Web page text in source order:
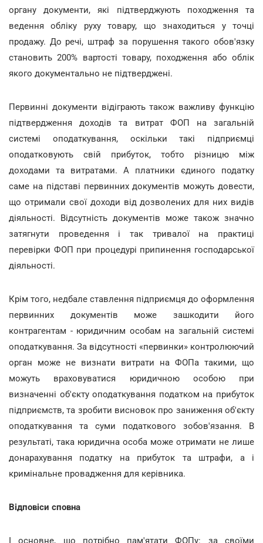
органу документи, які підтверджують походження та
ведення обліку руху товару, що знаходиться у точці
продажу. До речі, штраф за порушення такого обов'язку
становить 200% вартості товару, походження або облік
якого документально не підтверджені.
Первинні документи відіграють також важливу функцію
підтвердження доходів та витрат ФОП на загальній
системі оподаткування, оскільки такі підприємці
оподатковують свій прибуток, тобто різницю між
доходами та витратами. А платники єдиного податку
саме на підставі первинних документів можуть довести,
що отримали свої доходи від дозволених для них видів
діяльності. Відсутність документів може також значно
затягнути проведення і так тривалої на практиці
перевірки ФОП при процедурі припинення господарської
діяльності.
Крім того, недбале ставлення підприємця до оформлення
первинних документів може зашкодити його
контрагентам - юридичним особам на загальній системі
оподаткування. За відсутності «первинки» контролюючий
орган може не визнати витрати на ФОПа такими, що
можуть враховуватися юридичною особою при
визначенні об'єкту оподаткування податком на прибуток
підприємств, та зробити висновок про заниження об'єкту
оподаткування та суми податкового зобов'язання. В
результаті, така юридична особа може отримати не лише
донарахування податку на прибуток та штрафи, а і
кримінальне провадження для керівника.
Відповіси сповна
І основне, що потрібно пам'ятати ФОПу: за своїми